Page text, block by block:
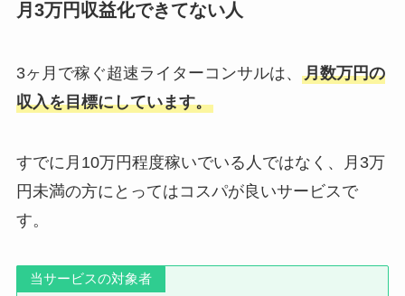
月3万円収益化できてない人
3ヶ月で稼ぐ超速ライターコンサルは、 月数万円の
収入を目標にしています。
すでに月10万円程度稼いでいる人ではなく、月3万
円未満の方にとってはコスパが良いサービスで
す。
当サービスの対象者